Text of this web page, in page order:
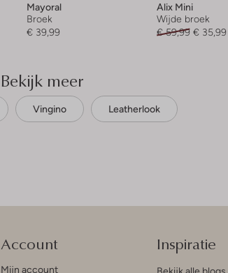
Mayoral
Broek
€ 39,99
Alix Mini
Wijde broek
€ 59,99 € 35,99
Bekijk meer
Vingino Leatherlook
Account
Mijn account
Inspiratie
Bekijk alle blogs